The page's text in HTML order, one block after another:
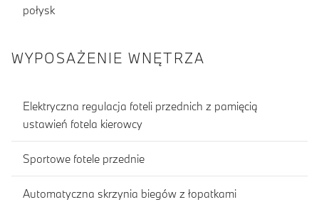
połysk
WYPOSAŻENIE WNĘTRZA
Elektryczna regulacja foteli przednich z pamięcią
ustawień fotela kierowcy
Sportowe fotele przednie
Automatyczna skrzynia biegów z łopatkami